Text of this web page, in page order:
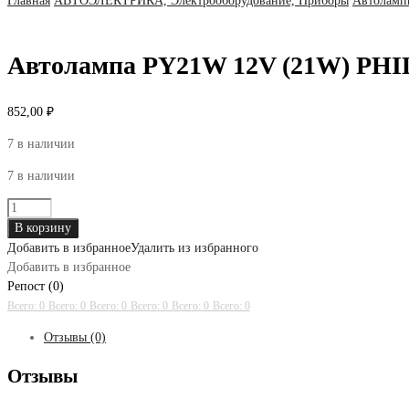
Автолампа PY21W 12V (21W)
852,00 ₽
7 в наличии
7 в наличии
Количество
товара
Автолампа
PY21W
12V
(21W)
В корзину
Добавить в избранноеУдалить из избранного
Добавить в избранное
Репост (0)
Всего: 0 Всего: 0 Всего: 0 Всего: 0 Всего: 0 Всего: 0
Отзывы (0)
Отзывы